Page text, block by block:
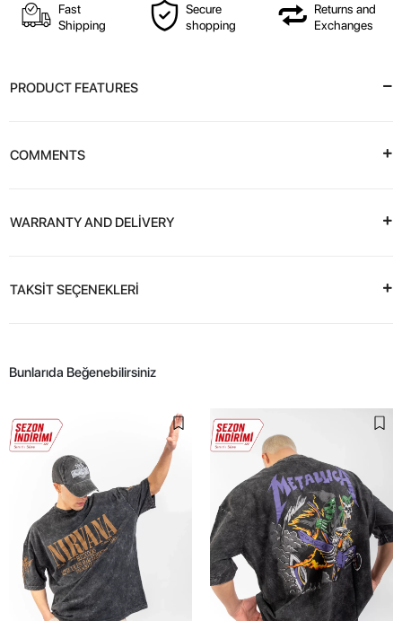
Fast
Shipping
Secure
shopping
Returns and
Exchanges
PRODUCT FEATURES
COMMENTS
WARRANTY AND DELİVERY
TAKSİT SEÇENEKLERİ
Bunlarıda Beğenebilirsiniz